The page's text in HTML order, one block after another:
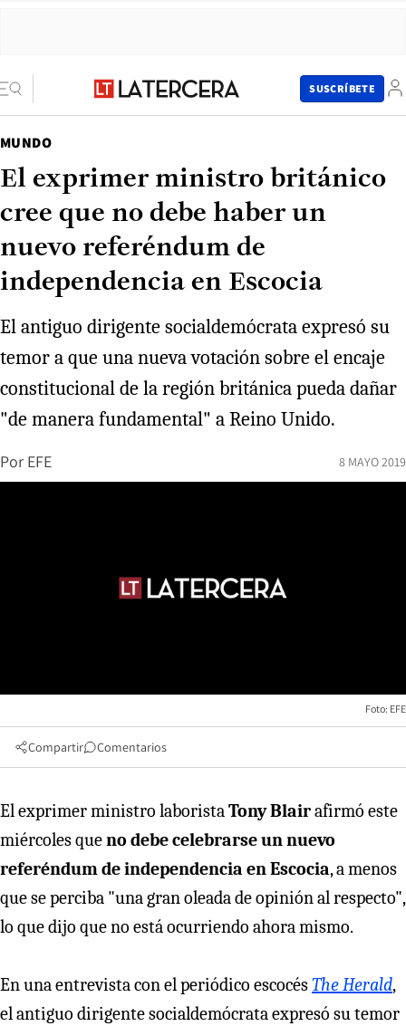
SUSCRÍBETE
MUNDO
El exprimer ministro británico
cree que no debe haber un
nuevo referéndum de
independencia en Escocia
El antiguo dirigente socialdemócrata expresó su
temor a que una nueva votación sobre el encaje
constitucional de la región británica pueda dañar
"de manera fundamental" a Reino Unido.
Por EFE 8 MAYO 2019
Foto: EFE
Compartir Comentarios
El exprimer ministro laboristaTony Blairafirmó este
miércoles queno debe celebrarse un nuevo
referéndum de independencia en Escocia, a menos
que se perciba "una gran oleada de opinión al respecto",
lo que dijo que no está ocurriendo ahora mismo.
En una entrevista con el periódico escocésThe Herald,
el antiguo dirigente socialdemócrata expresó su temor